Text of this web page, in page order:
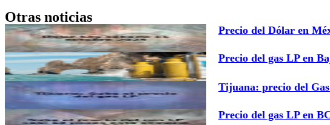
Otras noticias
Precio del Dólar en
Precio del gas LP en
Tijuana: precio del
Precio del gas LP en